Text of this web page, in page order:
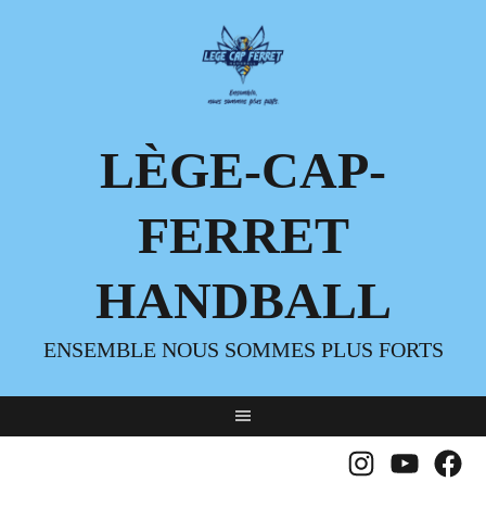
LÈGE-CAP-
FERRET
HANDBALL
ENSEMBLE NOUS SOMMES PLUS FORTS